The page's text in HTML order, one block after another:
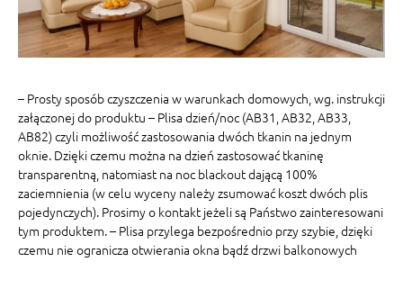
– Prosty sposób czyszczenia w warunkach domowych, wg. instrukcji
załączonej do produktu – Plisa dzień/noc (AB31, AB32, AB33,
AB82) czyli możliwość zastosowania dwóch tkanin na jednym
oknie. Dzięki czemu można na dzień zastosować tkaninę
transparentną, natomiast na noc blackout dającą 100%
zaciemnienia (w celu wyceny należy zsumować koszt dwóch plis
pojedynczych). Prosimy o kontakt jeżeli są Państwo zainteresowani
tym produktem. – Plisa przylega bezpośrednio przy szybie, dzięki
czemu nie ogranicza otwierania okna bądź drzwi balkonowych